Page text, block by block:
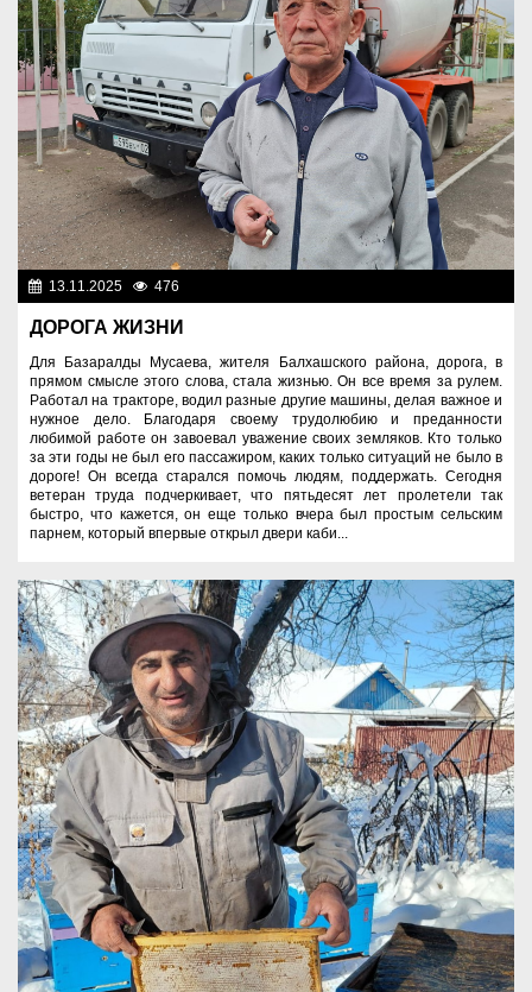
13.11.2025 476
ДОРОГА ЖИЗНИ
Для Базаралды Мусаева, жителя Балхашского района, дорога, в
прямом смысле этого слова, стала жизнью. Он все время за рулем.
Работал на тракторе, водил разные другие машины, делая важное и
нужное дело. Благодаря своему трудолюбию и преданности
любимой работе он завоевал уважение своих земляков. Кто только
за эти годы не был его пассажиром, каких только ситуаций не было в
дороге! Он всегда старался помочь людям, поддержать. Сегодня
ветеран труда подчеркивает, что пятьдесят лет пролетели так
быстро, что кажется, он еще только вчера был простым сельским
парнем, который впервые открыл двери каби...